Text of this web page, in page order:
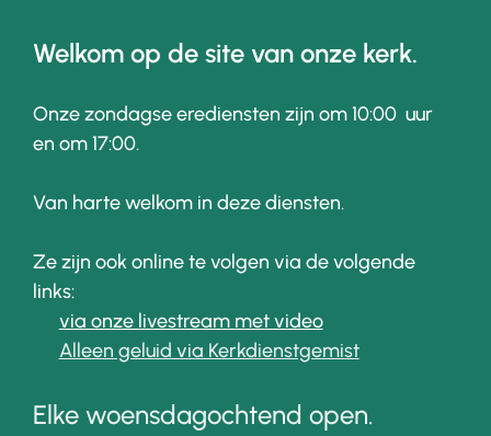
Welkom op de site van onze kerk.
Onze zondagse erediensten zijn om 10:00 uur
en om 17:00.
Van harte welkom in deze diensten.
Ze zijn ook online te volgen via de volgende
links:
via onze livestream met video
Alleen geluid via Kerkdienstgemist
Elke woensdagochtend open.